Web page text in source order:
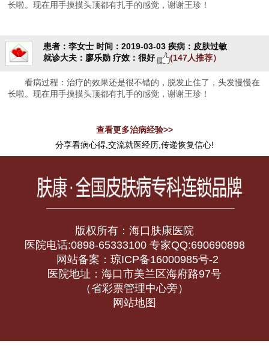
长啦。现在用手摸摸头顶都有扎手的感觉，谢谢王珍！
患者：李女士 时间：2019-03-03 疾病：皮肤过敏
就诊大夫：廖乐勋 疗效：很好 (147人推荐）
看病过程：治疗的效果还是很不错的，脱发止住了，头发慢慢在
长啦。现在用手摸摸头顶都有扎手的感觉，谢谢王珍！
查看更多治病经验>>
分享看病心得,交流就医经历,传递恢复信心!
版权所有：海口肤康医院
医院电话:0898-65333100 专家QQ:690690898
网站备案：琼ICP备16000985号-2
医院地址：海口市美兰区海府路97号
（省彩票管理中心旁）
网站地图